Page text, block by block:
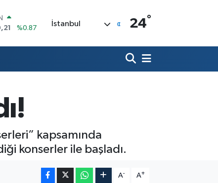
%0.18
%0.32
%-14
İstanbul 24°
kapsamında
konserler ile başladı.
A- A+